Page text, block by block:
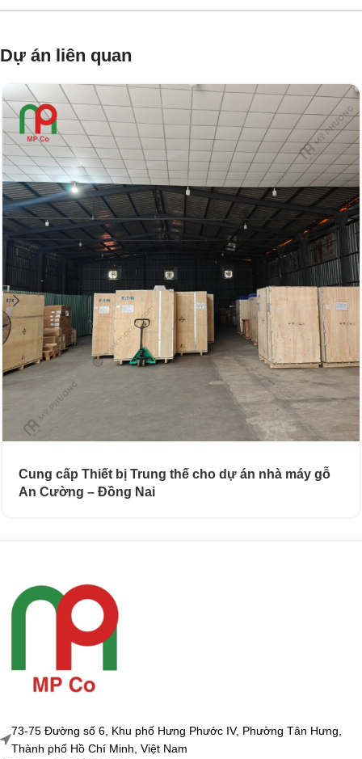
Dự án liên quan
Cung cấp Thiết bị Trung thế cho dự án nhà máy gỗ
An Cường – Đồng Nai
73-75 Đường số 6, Khu phố Hưng Phước IV, Phường Tân Hưng,
Thành phố Hồ Chí Minh, Việt Nam